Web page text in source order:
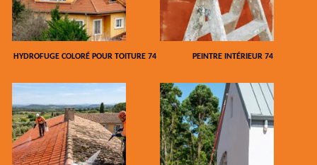
HYDROFUGE COLORÉ POUR TOITURE 74 PEINTRE INTÉRIEUR 74